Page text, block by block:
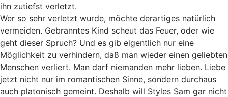
ihn zutiefst verletzt.
Wer so sehr verletzt wurde, möchte derartiges natürlich
vermeiden. Gebranntes Kind scheut das Feuer, oder wie
geht dieser Spruch? Und es gib eigentlich nur eine
Möglichkeit zu verhindern, daß man wieder einen geliebten
Menschen verliert. Man darf niemanden mehr lieben. Liebe
jetzt nicht nur im romantischen Sinne, sondern durchaus
auch platonisch gemeint. Deshalb will Styles Sam gar nicht